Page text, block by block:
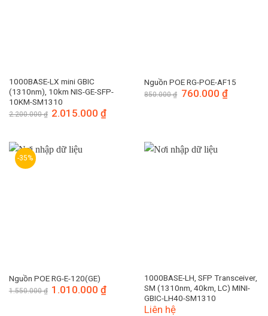
1000BASE-LX mini GBIC
(1310nm), 10km NIS-GE-SFP-
10KM-SM1310
2.200.000₫ Giá
gốc
2.015.000₫
2.015.000 ₫.
Nguồn POE RG-POE-AF15
850.000₫ Giá
gốc
760.000 ₫Giá
-35%
Nguồn POE RG-E-120(GE)
1.550.000₫ Giá
gốc
1.010.000₫
1000BASE-LH, SFP Transceiver,
SM (1310nm, 40km, LC) MINI-
GBIC-LH40-SM1310
Liên hệ